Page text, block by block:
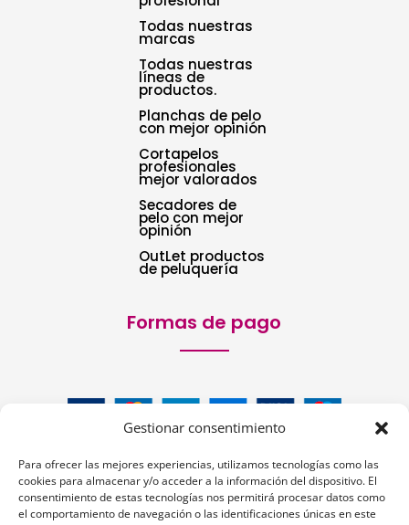
Gestionar consentimiento
Para ofrecer las mejores experiencias, utilizamos tecnologías como las
cookies para almacenar y/o acceder a la información del dispositivo. El
consentimiento de estas tecnologías nos permitirá procesar datos como
el comportamiento de navegación o las identificaciones únicas en este
Todas nuestras
marcas
Todas nuestras
líneas de
productos.
Planchas de pelo
con mejor opinión
Cortapelos
profesionales
mejor valorados
Secadores de
pelo con mejor
opinión
OutLet productos
de peluquería
Formas de pago